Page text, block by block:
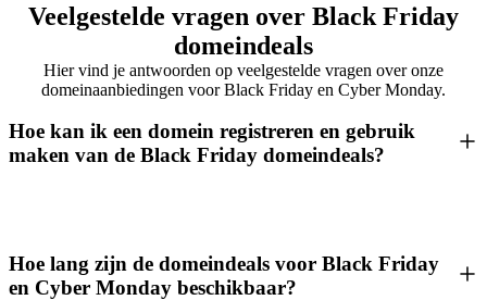
Veelgestelde vragen over Black Friday
domeindeals
Hier vind je antwoorden op veelgestelde vragen over onze
domeinaanbiedingen voor Black Friday en Cyber Monday.
Hoe kan ik een domein registreren en gebruik
maken van de Black Friday domeindeals?
Hoe lang zijn de domeindeals voor Black Friday
en Cyber Monday beschikbaar?